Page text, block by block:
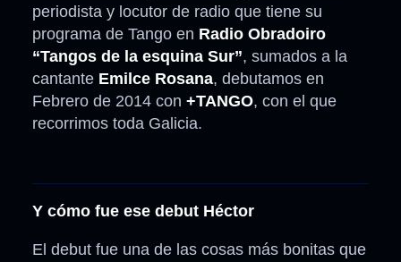
periodista y locutor de radio que tiene su
programa de Tango en Radio Obradoiro
“Tangos de la esquina Sur”, sumados a la
cantante Emilce Rosana, debutamos en
Febrero de 2014 con +TANGO, con el que
recorrimos toda Galicia.
Y cómo fue ese debut Héctor
El debut fue una de las cosas más bonitas que